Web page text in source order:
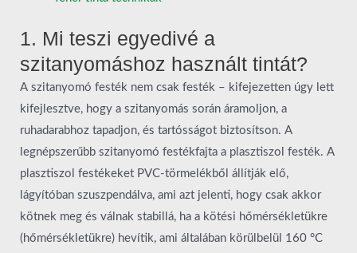
1. Mi teszi egyedivé a
szitanyomáshoz használt tintát?
A szitanyomó festék nem csak festék – kifejezetten úgy lett
kifejlesztve, hogy a szitanyomás során áramoljon, a
ruhadarabhoz tapadjon, és tartósságot biztosítson. A
legnépszerűbb szitanyomó festékfajta a plasztiszol festék. A
plasztiszol festékeket PVC-törmelékből állítják elő,
lágyítóban szuszpendálva, ami azt jelenti, hogy csak akkor
kötnek meg és válnak stabillá, ha a kötési hőmérsékletükre
(hőmérsékletükre) hevítik, ami általában körülbelül 160 °C